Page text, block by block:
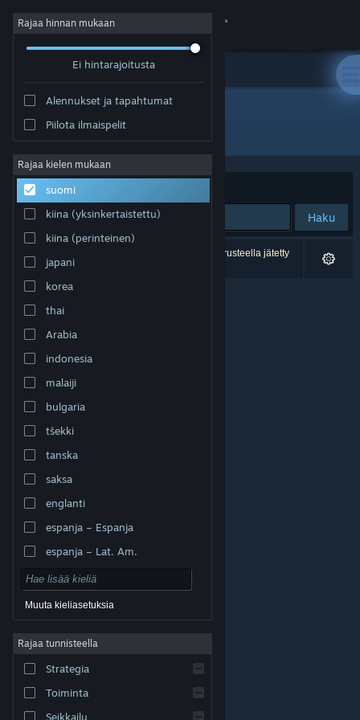
Kirjaudu sisään
Tietoa
Tuki
Vaihda kieli
Hanki Steam-mobiilisovellus
Näytä työpöytäsivusto
© Valve Corporation. Kaikki oikeudet pidätetään. Kaikki
Yhdysvalloissa ja kaikkialla maailmassa.
Helppokäyttötoiminnot
Hyvitykset|Evästeet
Rajaa hinnan mukaan
Ei hintarajoitusta
Alennukset ja tapahtumat
Piilota ilmaispelit
Rajaa kielen mukaan
suomi
kiina (yksinkertaistettu)
kiina (perinteinen)
japani
korea
thai
Arabia
indonesia
malaiji
bulgaria
tšekki
tanska
saksa
englanti
espanja – Espanja
espanja – Lat. Am.
Muuta kieliasetuksia
Rajaa tunnisteella
Strategia
Toiminta
Seikkailu
Kehittäjä: Jonas Walz
Järjestelyperuste
Haku
0 tulosta vastaa hakuasi. 1 peli on asetustesi perusteella jätetty
pois.